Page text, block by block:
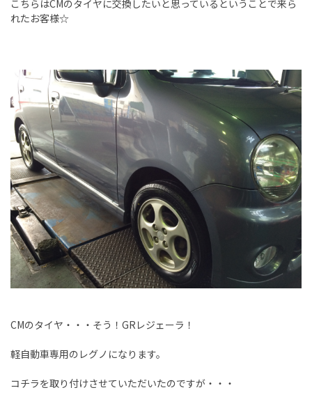
こちらはCMのタイヤに交換したいと思っているということで来ら
れたお客様☆
CMのタイヤ・・・そう！GRレジェーラ！
軽自動車専用のレグノになります。
コチラを取り付けさせていただいたのですが・・・